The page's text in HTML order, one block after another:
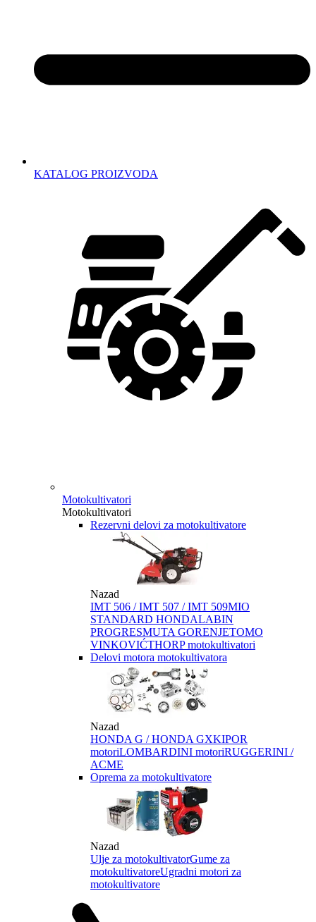
KATALOG PROIZVODA
Motokultivatori
Motokultivatori
Rezervni delovi za motokultivatore
Nazad
IMT 506 / IMT 507 / IMT 509MIO
STANDARD HONDALABIN
PROGRESMUTA GORENJETOMO
VINKOVIĆTHORP motokultivatori
Delovi motora motokultivatora
Nazad
HONDA G / HONDA GXKIPOR
motoriLOMBARDINI motoriRUGGERINI /
ACME
Oprema za motokultivatore
Nazad
Ulje za motokultivatorGume za
motokultivatoreUgradni motori za
motokultivatore